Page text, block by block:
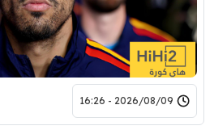
2026/08/09 - 16:26